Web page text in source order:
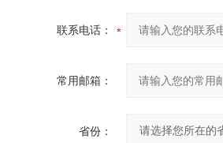
联系电话：
常用邮箱：
省份：